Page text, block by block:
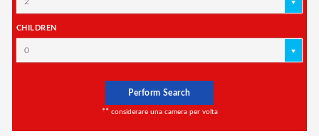
CHILDREN
0
Perform Search
** considerare una camera per volta